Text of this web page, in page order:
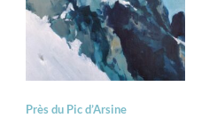
Près du Pic d’Arsine